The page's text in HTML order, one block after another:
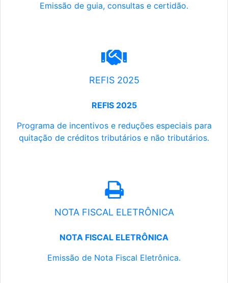
Emissão de guia, consultas e certidão.
REFIS 2025
REFIS 2025
Programa de incentivos e reduções especiais para
quitação de créditos tributários e não tributários.
NOTA FISCAL ELETRÔNICA
NOTA FISCAL ELETRÔNICA
Emissão de Nota Fiscal Eletrônica.